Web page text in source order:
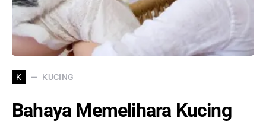
K KUCING
Bahaya Memelihara Kucing